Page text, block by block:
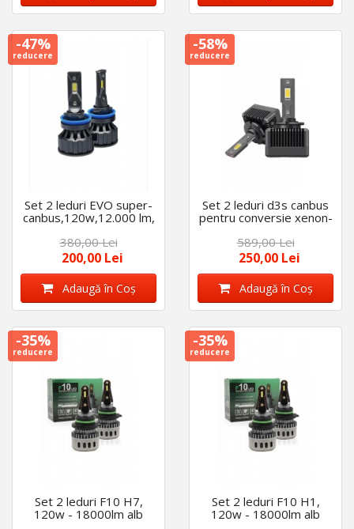
-47%
reducere
Set 2 leduri EVO super-
canbus,120w,12.000 lm,
h8/h9/h11- 12v-24v
380,00 Lei
200,00 Lei
Adaugă în Coş
-58%
reducere
Set 2 leduri d3s canbus
pentru conversie xenon-
589,00 Lei
250,00 Lei
Adaugă în Coş
-35%
reducere
Set 2 leduri F10 H7,
120w - 18000lm alb
-35%
reducere
Set 2 leduri F10 H1,
120w - 18000lm alb